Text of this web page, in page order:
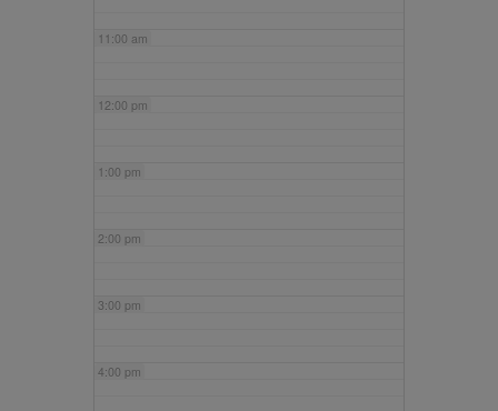
11:00 am
12:00 pm
1:00 pm
2:00 pm
3:00 pm
4:00 pm